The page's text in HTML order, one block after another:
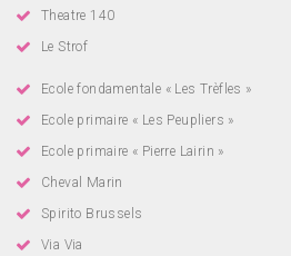
Theatre 140
Le Strof
Ecole fondamentale « Les Trèfles »
Ecole primaire « Les Peupliers »
Ecole primaire « Pierre Lairin »
Cheval Marin
Spirito Brussels
Via Via